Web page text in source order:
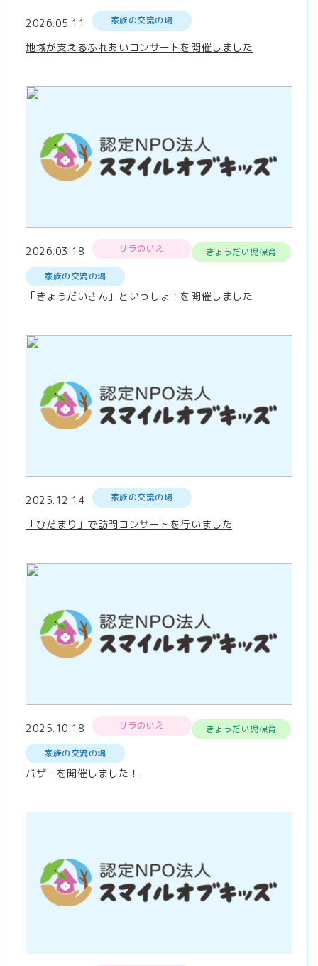
2026.05.11 家族の交流の場
地域が支えるふれあいコンサートを開催しました
2026.03.18 リラのいえ
きょうだい児保育
家族の交流の場
「きょうだいさん」といっしょ！を開催しました
2025.12.14 家族の交流の場
「ひだまり」で訪問コンサートを行いました
2025.10.18 リラのいえ
きょうだい児保育
家族の交流の場
バザーを開催しました！